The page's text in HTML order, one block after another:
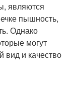
являются
пышность,
Однако
могут
вид и качество